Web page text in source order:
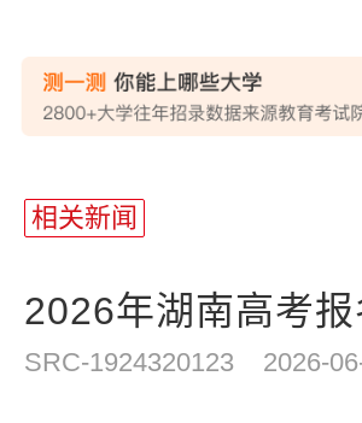
相关新闻
2026年湖南高考
SRC-1924320123 2026-